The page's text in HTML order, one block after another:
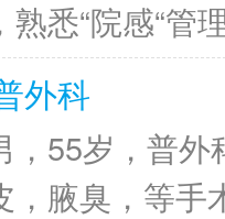
悉“院感“管
外科
，55岁，普
，腋臭，等手